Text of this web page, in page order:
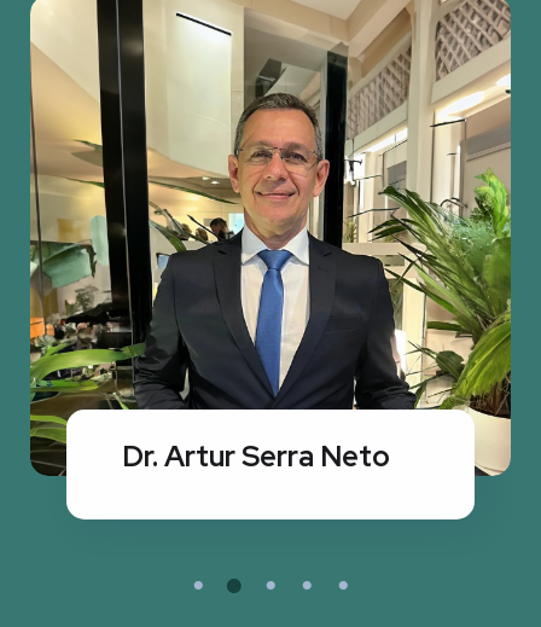
Dr. Artur Serra Neto